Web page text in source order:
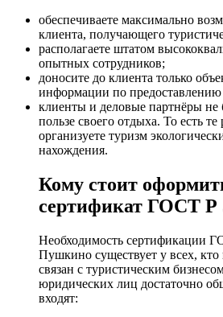
обеспечиваете максимально
клиента, получающего
располагаете штатом
опытных сотрудников;
доносите до клиента только
информации по предоставлению
клиенты и деловые партнёры не
пользе своего отдыха. То есть
организуете туризм
нахождения.
Кому стоит
сертификат ГОСТ Р
Необходимость сертификации
Пушкино существует у всех,
связан с туристическим
юридических лиц достаточно
входят: